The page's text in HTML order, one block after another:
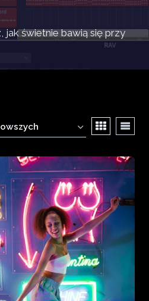
świetnie bawią się przy